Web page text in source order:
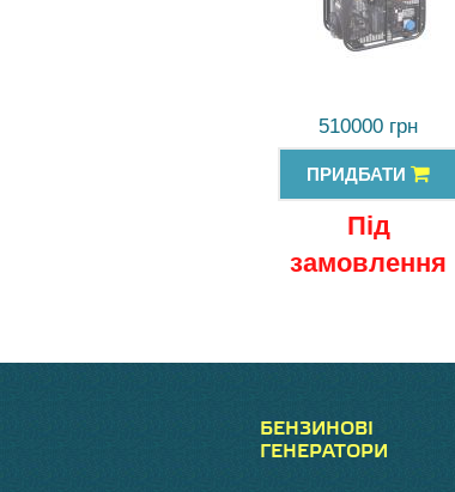
510000 грн
ПРИДБАТИ
Під
замовлення
БЕНЗИНОВІ
ГЕНЕРАТОРИ